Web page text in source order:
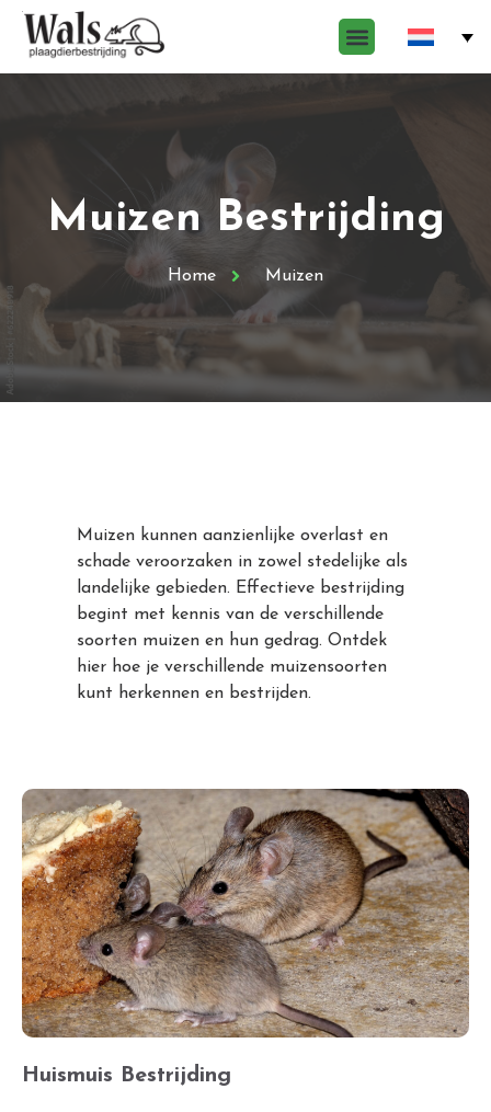
Muizen Bestrijding
Home Muizen
Muizen kunnen aanzienlijke overlast en
schade veroorzaken in zowel stedelijke als
landelijke gebieden. Effectieve bestrijding
begint met kennis van de verschillende
soorten muizen en hun gedrag. Ontdek
hier hoe je verschillende muizensoorten
kunt herkennen en bestrijden.
Huismuis Bestrijding